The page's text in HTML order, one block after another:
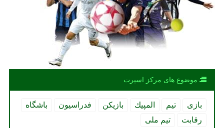
موضوع های مركز اسپرت
بازی تیم المپیك بازیكن فدراسیون
باشگاه
رقابت
تیم ملی